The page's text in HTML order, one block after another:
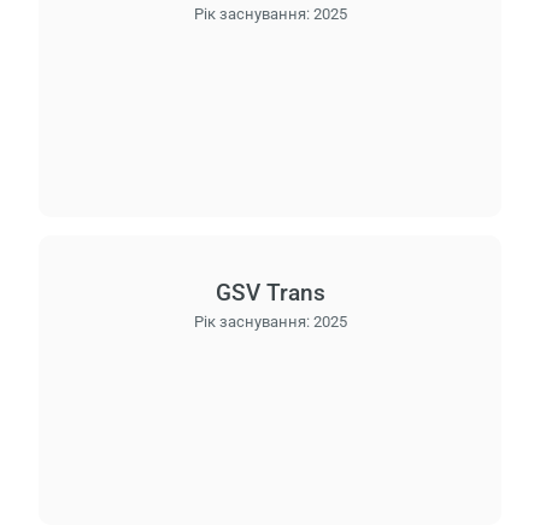
Рік заснування: 2025
GSV Trans
Рік заснування: 2025